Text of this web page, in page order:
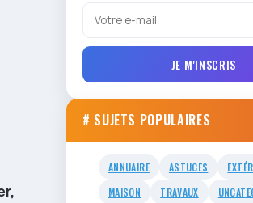
JE M'INSCRIS
# SUJETS POPULAIRES
ANNUAIRE ASTUCES
MAISON
TRAVAUX